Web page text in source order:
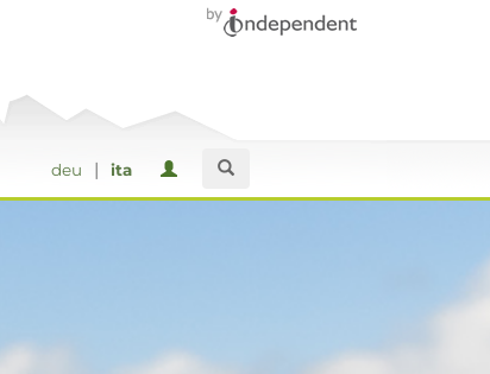
deu | ita